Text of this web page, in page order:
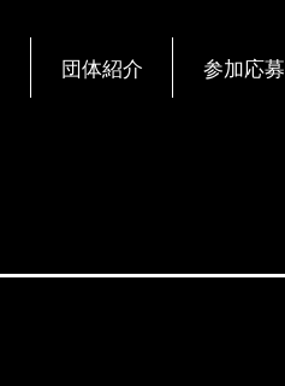
団体紹介 参加応募